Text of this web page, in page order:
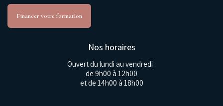
Financer votre formation
Nos horaires
Ouvert du lundi au vendredi :
de 9h00 à 12h00
et de 14h00 à 18h00